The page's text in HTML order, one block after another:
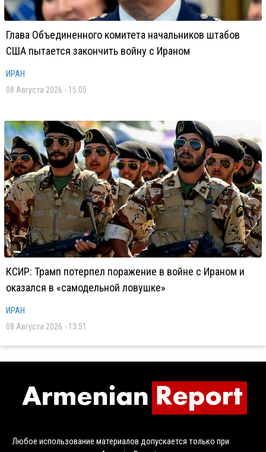
Глава Объединенного комитета начальников штабов
США пытается закончить войну с Ираном
ИРАН
08 Августа 2026 - 15:05
КСИР: Трамп потерпел поражение в войне с Ираном и
оказался в «самодельной ловушке»
ИРАН
08 Августа 2026 - 13:51
Любое использование материалов допускается только при